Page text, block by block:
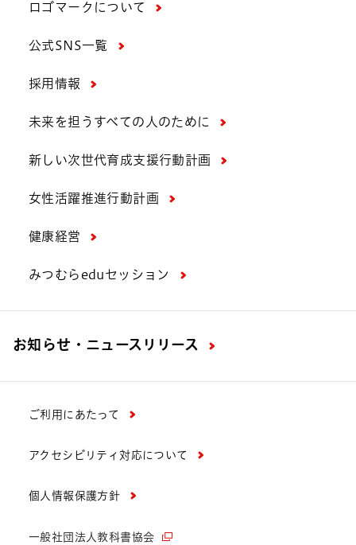
ロゴマークについて
公式SNS一覧
採用情報
未来を担うすべての人のために
新しい次世代育成支援行動計画
女性活躍推進行動計画
健康経営
みつむらeduセッション
お知らせ・ニュースリリース
ご利用にあたって
アクセシビリティ対応について
個人情報保護方針
一般社団法人教科書協会